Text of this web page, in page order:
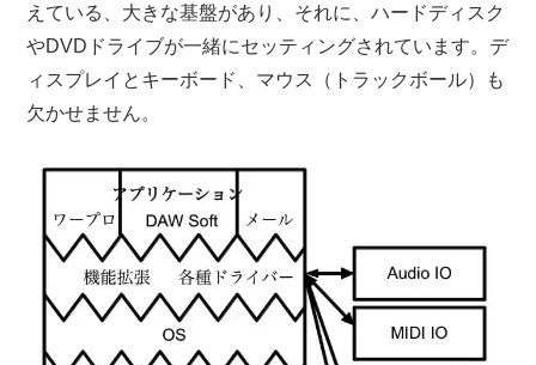
えている、大きな基盤があり、それに、ハードディスク
やDVDドライブが一緒にセッティングされています。デ
ィスプレイとキーボード、マウス（トラックボール）も
欠かせません。